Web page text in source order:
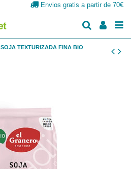
Envios gratis a partir de 70€
SOJA TEXTURIZADA FINA BIO